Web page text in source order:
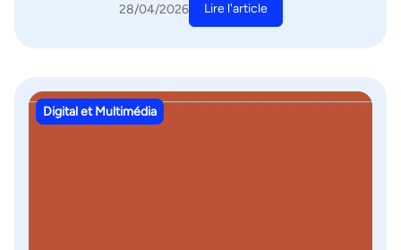
28/04/2026 Lire l'article
Digital et Multimédia